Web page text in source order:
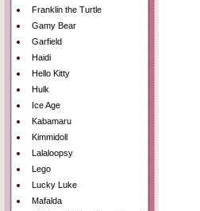
Franklin the Turtle
Gamy Bear
Garfield
Haidi
Hello Kitty
Hulk
Ice Age
Kabamaru
Kimmidoll
Lalaloopsy
Lego
Lucky Luke
Mafalda